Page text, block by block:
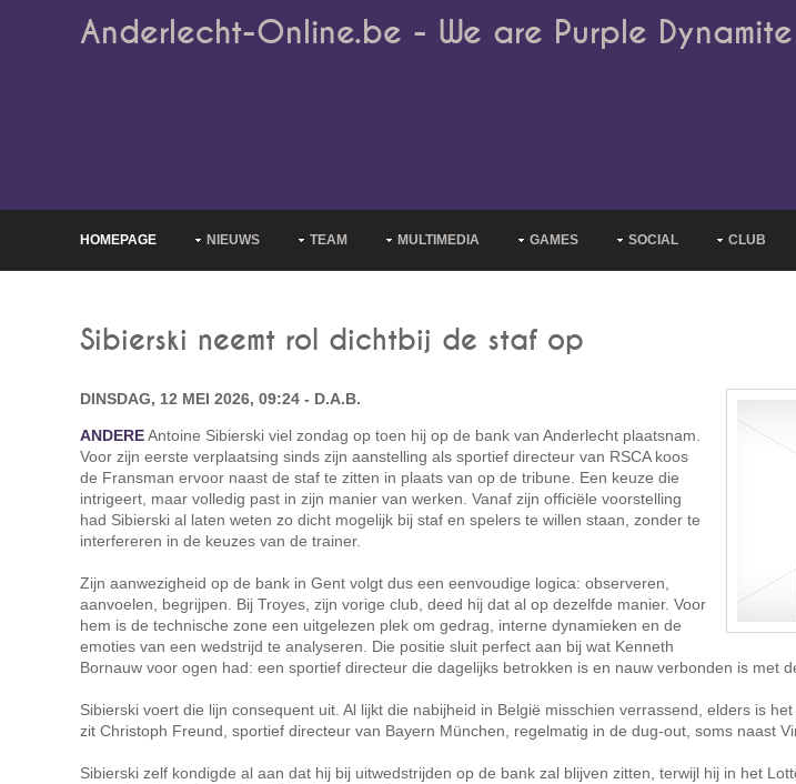
Anderlecht-Online.be - We are Purple Dynamite
HOMEPAGE NIEUWS TEAM MULTIMEDIA GAMES SOCIAL CLUB
Sibierski neemt rol dichtbij de staf op
DINSDAG, 12 MEI 2026, 09:24 - D.A.B.
ANDEREAntoine Sibierski viel zondag op toen hij op de bank van Anderlecht plaatsnam.
Voor zijn eerste verplaatsing sinds zijn aanstelling als sportief directeur van RSCA koos
de Fransman ervoor naast de staf te zitten in plaats van op de tribune. Een keuze die
intrigeert, maar volledig past in zijn manier van werken. Vanaf zijn officiële voorstelling
had Sibierski al laten weten zo dicht mogelijk bij staf en spelers te willen staan, zonder te
interfereren in de keuzes van de trainer.
Zijn aanwezigheid op de bank in Gent volgt dus een eenvoudige logica: observeren,
aanvoelen, begrijpen. Bij Troyes, zijn vorige club, deed hij dat al op dezelfde manier. Voor
hem is de technische zone een uitgelezen plek om gedrag, interne dynamieken en de
emoties van een wedstrijd te analyseren. Die positie sluit perfect aan bij wat Kenneth
Bornauw voor ogen had: een sportief directeur die dagelijks betrokken is en nauw verbonden is met
Sibierski voert die lijn consequent uit. Al lijkt die nabijheid in België misschien verrassend, elders is
zit Christoph Freund, sportief directeur van Bayern München, regelmatig in de dug-out, soms naast
Sibierski zelf kondigde al aan dat hij bij uitwedstrijden op de bank zal blijven zitten, terwijl hij in het